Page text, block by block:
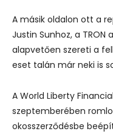
A másik oldalon ott a
Justin Sunhoz, a TRON
alapvetően szereti a
eset talán már neki is
A World Liberty
szeptemberében
okosszerződésbe